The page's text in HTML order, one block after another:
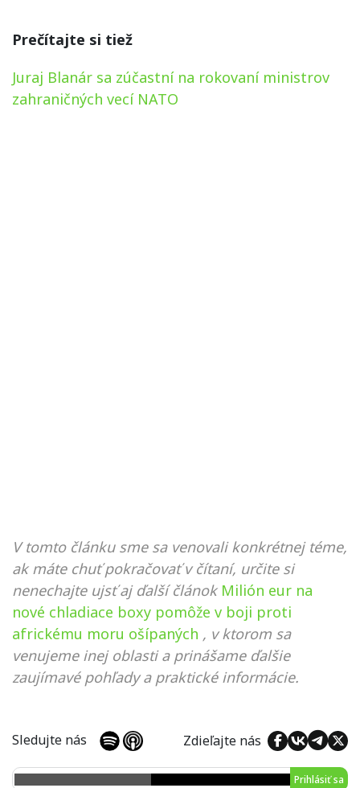
Prečítajte si tiež
Juraj Blanár sa zúčastní na rokovaní ministrov
zahraničných vecí NATO
V tomto článku sme sa venovali konkrétnej téme,
ak máte chuť pokračovať v čítaní, určite si
nenechajte ujsť aj ďalší článok Milión eur na
nové chladiace boxy pomôže v boji proti
africkému moru ošípaných , v ktorom sa
venujeme inej oblasti a prinášame ďalšie
zaujímavé pohľady a praktické informácie.
Sledujte nás Zdieľajte nás
Prihlásiť sa